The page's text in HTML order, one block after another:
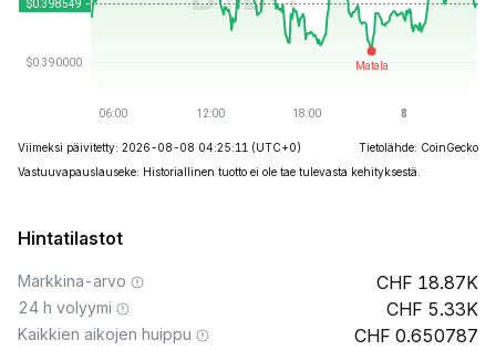
Viimeksi päivitetty: 2026-08-08 04:25:11 (UTC+0)
Tietolähde: CoinGecko
Vastuuvapauslauseke: Historiallinen tuotto ei ole tae tulevasta kehityksestä.
Hintatilastot
Markkina-arvo 18.87K
24 h volyymi 5.33K
Kaikkien aikojen huippu 0.650787